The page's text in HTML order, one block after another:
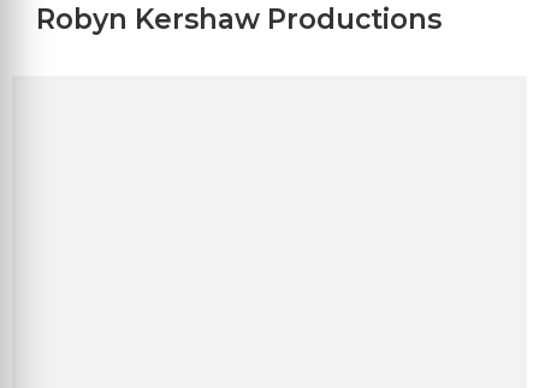
Robyn Kershaw Productions